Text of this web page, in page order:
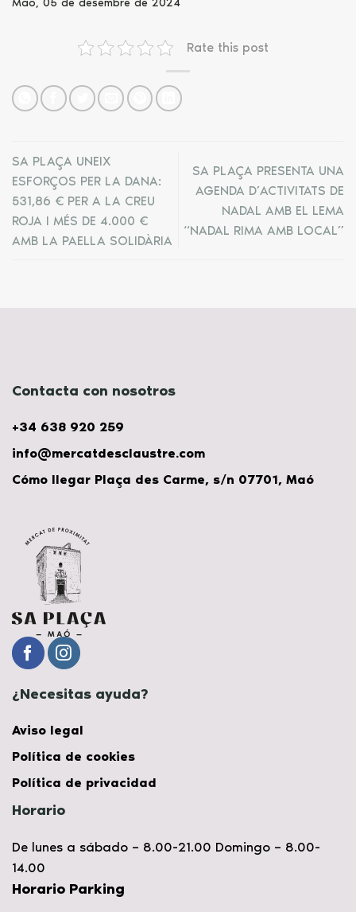
Rate this post
SA PLAÇA UNEIX
ESFORÇOS PER LA DANA:
531,86 € PER A LA CREU
ROJA I MÉS DE 4.000 €
AMB LA PAELLA SOLIDÀRIA
SA PLAÇA PRESENTA UNA
AGENDA D’ACTIVITATS DE
NADAL AMB EL LEMA
“NADAL RIMA AMB LOCAL”
Contacta con nosotros
+34 638 920 259
info@mercatdesclaustre.com
Cómo llegar Plaça des Carme, s/n 07701, Maó
¿Necesitas ayuda?
Aviso legal
Política de cookies
Política de privacidad
Horario
De lunes a sábado – 8.00-21.00 Domingo – 8.00-
14.00
Horario Parking